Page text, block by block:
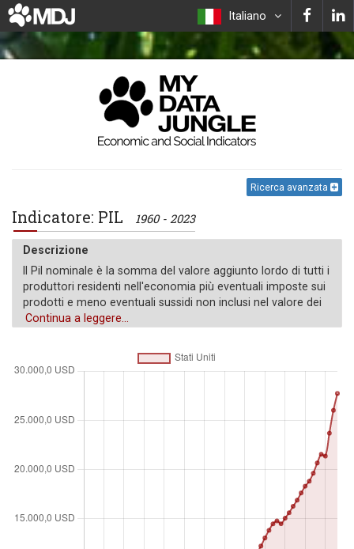
Italiano
Ricerca avanzata
Indicatore: PIL 1960 - 2023
Descrizione
Il Pil nominale è la somma del valore aggiunto lordo di tutti i
produttori residenti nell'economia più eventuali imposte sui
prodotti e meno eventuali sussidi non inclusi nel valore dei
prodotti. Viene calcolato senza effettuare detrazioni per
degrado delle risorse naturali. I dati sono espressi in dollari
Usa correnti dopo essere convertiti dalle rispettive valute
Unità di misura
Continua a leggere...